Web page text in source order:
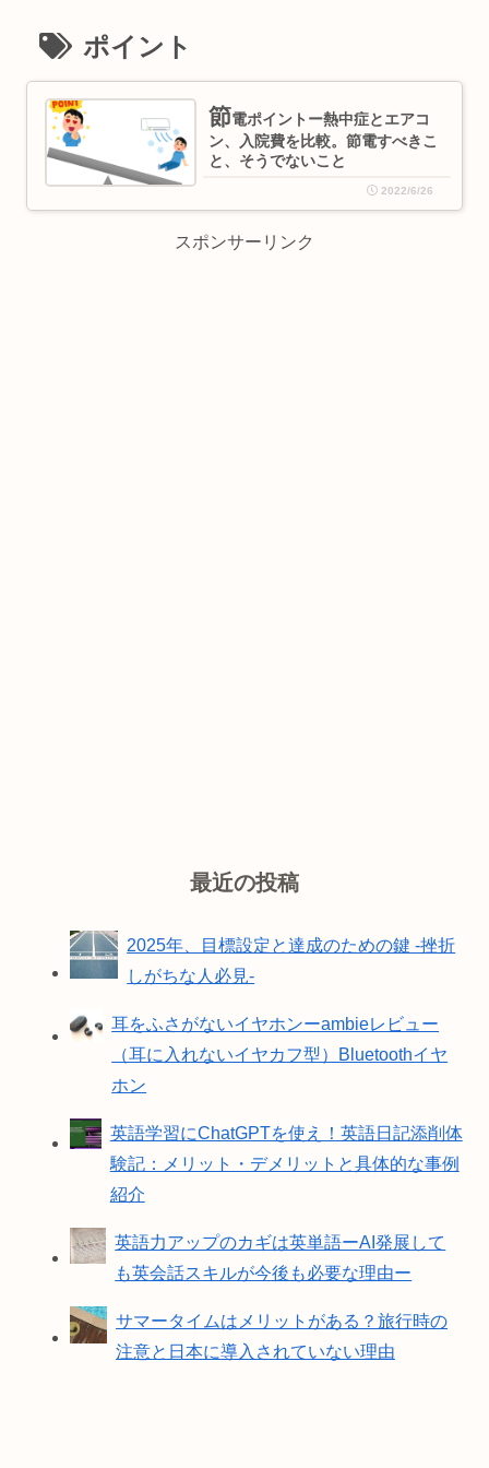
ポイント
節電ポイントー熱中症とエアコ
ン、入院費を比較。節電すべきこ
と、そうでないこと
2022/6/26
スポンサーリンク
最近の投稿
2025年、目標設定と達成のための鍵 -挫折
しがちな人必見-
耳をふさがないイヤホンーambieレビュー
（耳に入れないイヤカフ型）Bluetoothイヤ
ホン
英語学習にChatGPTを使え！英語日記添削体
験記：メリット・デメリットと具体的な事例
紹介
英語力アップのカギは英単語ーAI発展して
も英会話スキルが今後も必要な理由ー
サマータイムはメリットがある？旅行時の
注意と日本に導入されていない理由